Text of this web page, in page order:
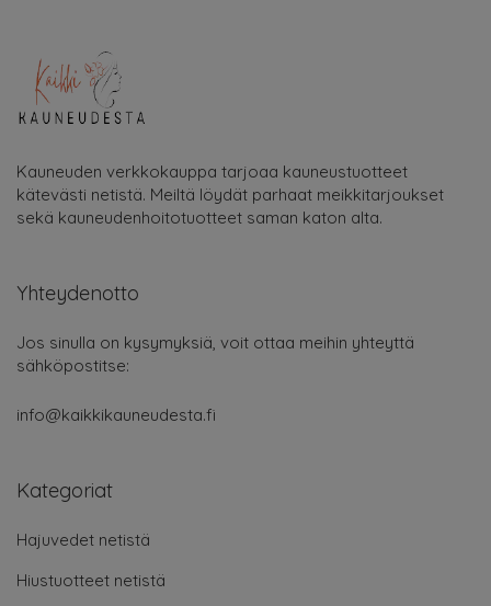
Kauneuden verkkokauppa tarjoaa kauneustuotteet
kätevästi netistä. Meiltä löydät parhaat meikkitarjoukset
sekä kauneudenhoitotuotteet saman katon alta.
Yhteydenotto
Jos sinulla on kysymyksiä, voit ottaa meihin yhteyttä
sähköpostitse:
info@kaikkikauneudesta.fi
Kategoriat
Hajuvedet netistä
Hiustuotteet netistä